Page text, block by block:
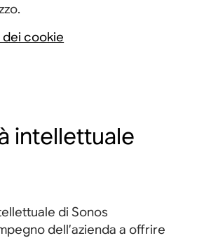
dei cookie
intellettuale
di Sonos
dell’azienda a offrire